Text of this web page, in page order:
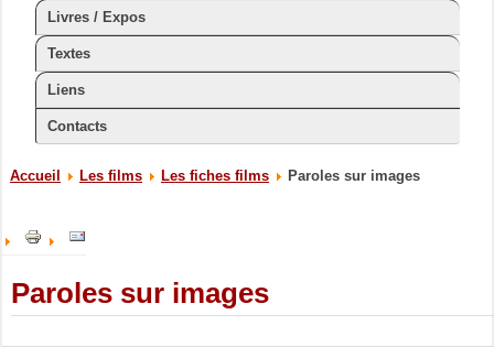
Livres / Expos
Textes
Liens
Contacts
Accueil Les films Les fiches films Paroles sur images
Paroles sur images